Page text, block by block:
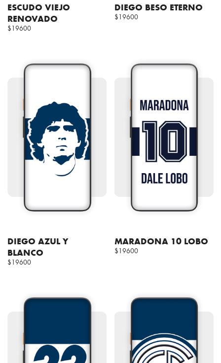
ESCUDO VIEJO
RENOVADO
$19600
DIEGO BESO ETERNO
$19600
DIEGO AZUL Y
BLANCO
$19600
MARADONA 10 LOBO
$19600